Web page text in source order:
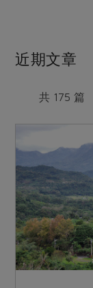
最新產品
優惠專區
素食專區
節慶大餐
社務會議
活動報下載
近期文章
共 175 篇